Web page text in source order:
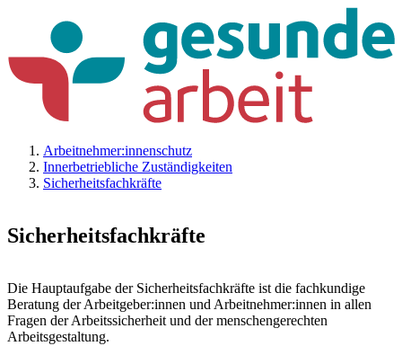
Arbeitnehmer:innenschutz
Innerbetriebliche Zuständigkeiten
Sicherheitsfachkräfte
Sicherheitsfachkräfte
Die Hauptaufgabe der Sicherheitsfachkräfte ist die fachkundige
Beratung der Arbeitgeber:innen und Arbeitnehmer:innen in allen
Fragen der Arbeitssicherheit und der menschengerechten
Arbeitsgestaltung.